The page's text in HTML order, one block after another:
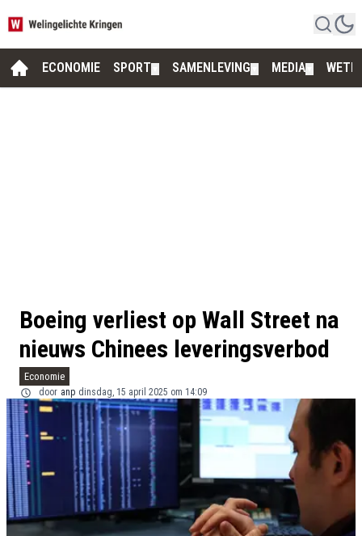
ECONOMIE SPORT SAMENLEVING MEDIA
Boeing verliest op Wall Street na
nieuws Chinees leveringsverbod
Economie
door anp dinsdag, 15 april 2025 om 14:09